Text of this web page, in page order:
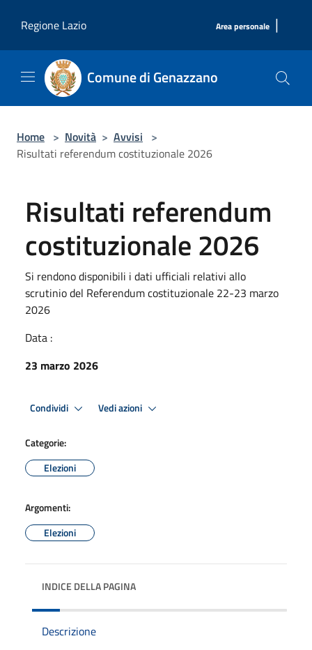
Regione Lazio
Area personale |
Comune di Genazzano
Home > Novità > Avvisi >
Risultati referendum costituzionale 2026
Risultati referendum
costituzionale 2026
Si rendono disponibili i dati ufficiali relativi allo
scrutinio del Referendum costituzionale 22-23 marzo
2026
Data :
23 marzo 2026
Condividi Vedi azioni
Categorie:
Elezioni
Argomenti:
Elezioni
INDICE DELLA PAGINA
Descrizione